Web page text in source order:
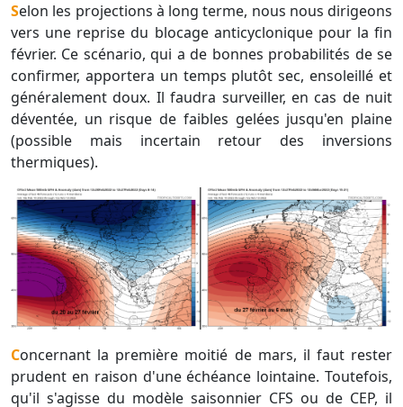
Selon les projections à long terme, nous nous dirigeons
vers une reprise du blocage anticyclonique pour la fin
février. Ce scénario, qui a de bonnes probabilités de se
confirmer, apportera un temps plutôt sec, ensoleillé et
généralement doux. Il faudra surveiller, en cas de nuit
déventée, un risque de faibles gelées jusqu'en plaine
(possible mais incertain retour des inversions
thermiques).
Concernant la première moitié de mars, il faut rester
prudent en raison d'une échéance lointaine. Toutefois,
qu'il s'agisse du modèle saisonnier CFS ou de CEP, il